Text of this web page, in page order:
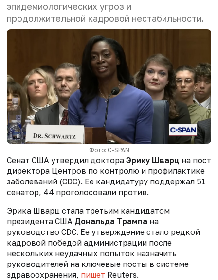
эпидемиологических угроз и
продолжительной кадровой нестабильности.
Фото: C-SPAN
Сенат США утвердил доктора Эрику Шварц на пост
директора Центров по контролю и профилактике
заболеваний (CDC). Ее кандидатуру поддержал 51
сенатор, 44 проголосовали против.
Эрика Шварц стала третьим кандидатом
президента США Дональда Трампа на
руководство CDC. Ее утверждение стало редкой
кадровой победой администрации после
нескольких неудачных попыток назначить
руководителей на ключевые посты в системе
здравоохранения, пишет Reuters.